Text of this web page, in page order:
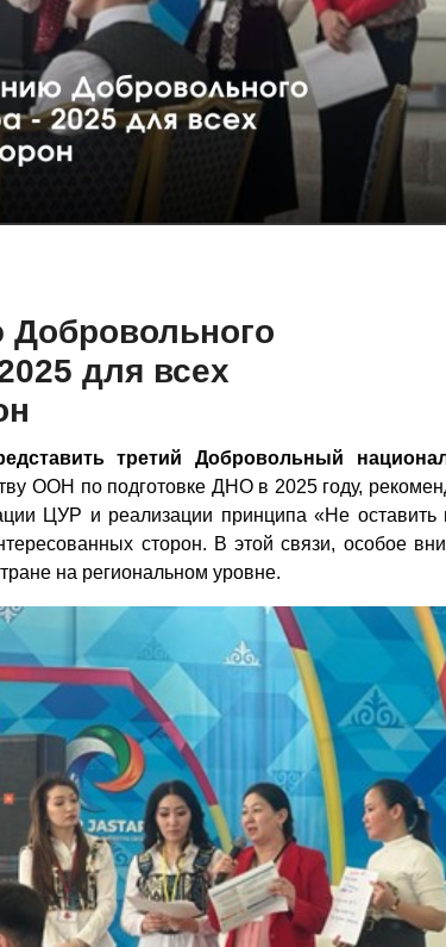
для всех
третий Добровольный
ООН по подготовке ДНО в 2025 году,
ЦУР и реализации принципа «Не оставить
сторон. В этой связи, особое
на региональном уровне.